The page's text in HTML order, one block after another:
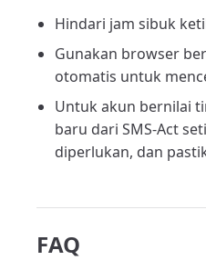
Hindari jam sibuk
Gunakan browser
otomatis untuk
Untuk akun bernilai
baru dari SMS-Act
diperlukan, dan
FAQ